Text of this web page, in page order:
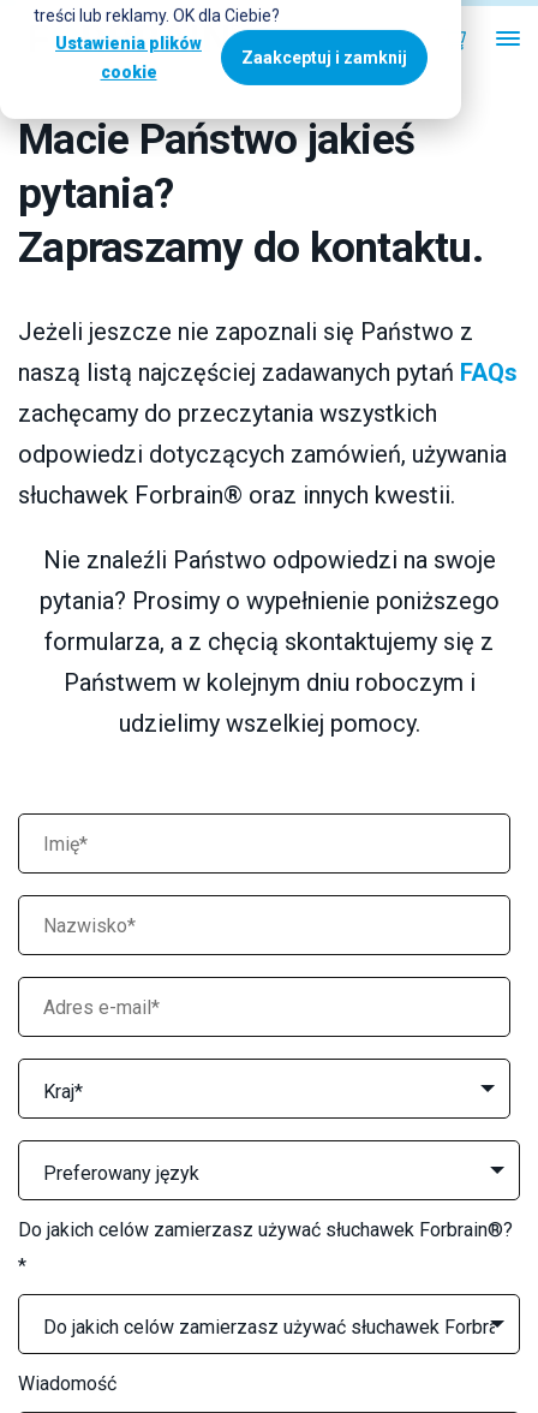
treści lub reklamy. OK dla Ciebie?
Ustawienia plików
cookie
Zaakceptuj i zamknij
Macie Państwo jakieś
pytania?
Zapraszamy do kontaktu.
Jeżeli jeszcze nie zapoznali się Państwo z
naszą listą najczęściej zadawanych pytań FAQs
zachęcamy do przeczytania wszystkich
odpowiedzi dotyczących zamówień, używania
słuchawek Forbrain® oraz innych kwestii.
Nie znaleźli Państwo odpowiedzi na swoje
pytania? Prosimy o wypełnienie poniższego
formularza, a z chęcią skontaktujemy się z
Państwem w kolejnym dniu roboczym i
udzielimy wszelkiej pomocy.
Do jakich celów zamierzasz używać słuchawek Forbrain®?
*
Wiadomość